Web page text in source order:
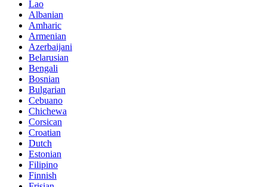
Lao
Albanian
Amharic
Armenian
Azerbaijani
Belarusian
Bengali
Bosnian
Bulgarian
Cebuano
Chichewa
Corsican
Croatian
Dutch
Estonian
Filipino
Finnish